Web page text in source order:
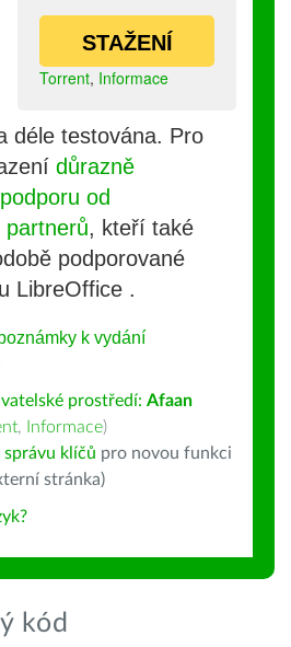
STAŽENÍ
Torrent, Informace
déle testována. Pro
důrazně
od
partnerů, kteří také
podporované
LibreOffice .
k vydání
prostředí: Afaan
, Informace)
klíčů pro novou funkci
stránka)
kód